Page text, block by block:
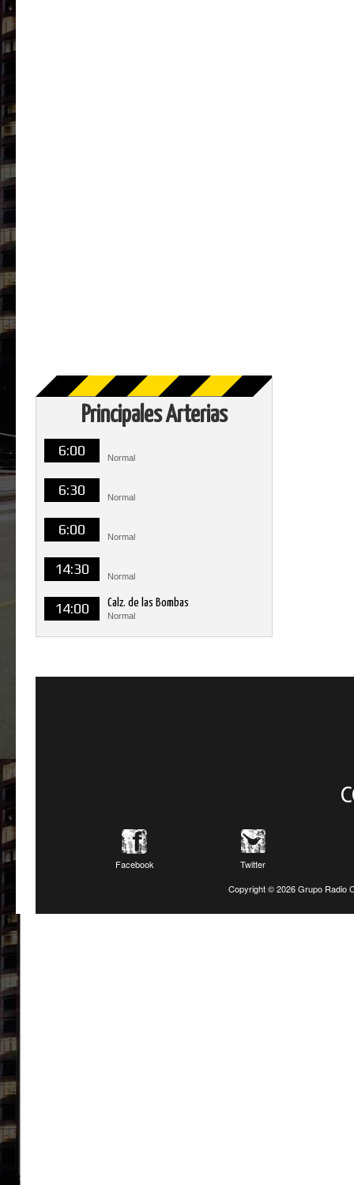
Principales Arterias
6:00 Normal
6:30 Normal
6:00 Normal
14:30 Normal
14:00 Calz. de las Bombas
Normal
Facebook
Twitter
Copyright ©2026 Grupo Radio